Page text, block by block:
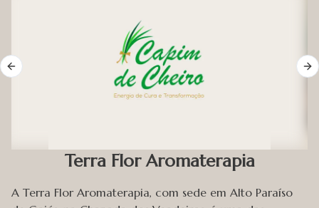
Previous slide
Terra Flor Aromaterapia
A Terra Flor Aromaterapia, com sede em Alto Paraíso